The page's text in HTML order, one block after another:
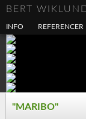
BERT
INFO REFERENCER
"MARIBO"